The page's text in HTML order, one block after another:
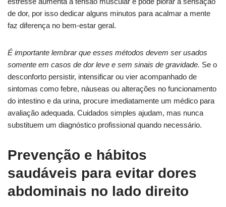
de dor, por isso dedicar alguns minutos para acalmar a mente
faz diferença no bem-estar geral.
É importante lembrar que esses métodos devem ser usados
somente em casos de dor leve e sem sinais de gravidade. Se o
desconforto persistir, intensificar ou vier acompanhado de
sintomas como febre, náuseas ou alterações no funcionamento
do intestino e da urina, procure imediatamente um médico para
avaliação adequada. Cuidados simples ajudam, mas nunca
substituem um diagnóstico profissional quando necessário.
Prevenção e hábitos
saudáveis para evitar dores
abdominais no lado direito